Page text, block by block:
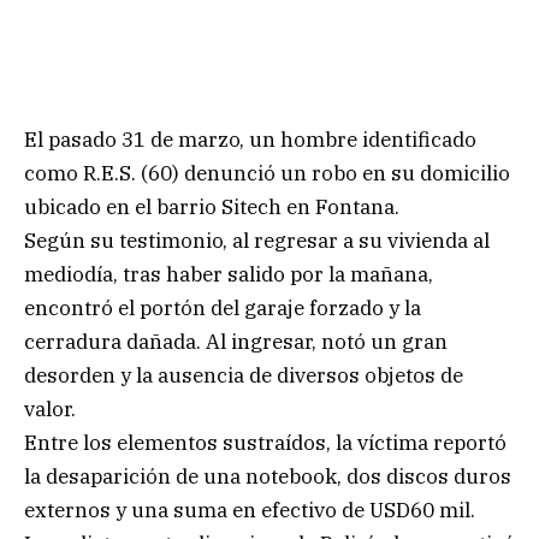
El pasado 31 de marzo, un hombre identificado
como R.E.S. (60) denunció un robo en su domicilio
ubicado en el barrio Sitech en Fontana.
Según su testimonio, al regresar a su vivienda al
mediodía, tras haber salido por la mañana,
encontró el portón del garaje forzado y la
cerradura dañada. Al ingresar, notó un gran
desorden y la ausencia de diversos objetos de
valor.
Entre los elementos sustraídos, la víctima reportó
la desaparición de una notebook, dos discos duros
externos y una suma en efectivo de USD60 mil.